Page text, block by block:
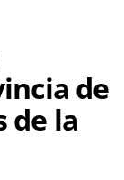
de
de la